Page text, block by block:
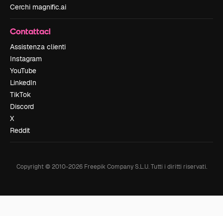
Cerchi magnific.ai
Contattaci
Assistenza clienti
Instagram
YouTube
LinkedIn
TikTok
Discord
X
Reddit
Copyright © 2010-2026Freepik Company S.L.U. Tutti i diritti riservati.